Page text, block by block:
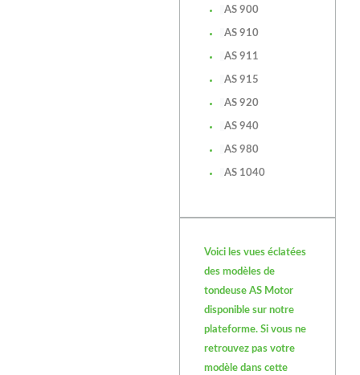
AS 900
AS 910
AS 911
AS 915
AS 920
AS 940
AS 980
AS 1040
Voici les vues éclatées
des modèles de
tondeuse AS Motor
disponible sur notre
plateforme. Si vous ne
retrouvez pas votre
modèle dans cette